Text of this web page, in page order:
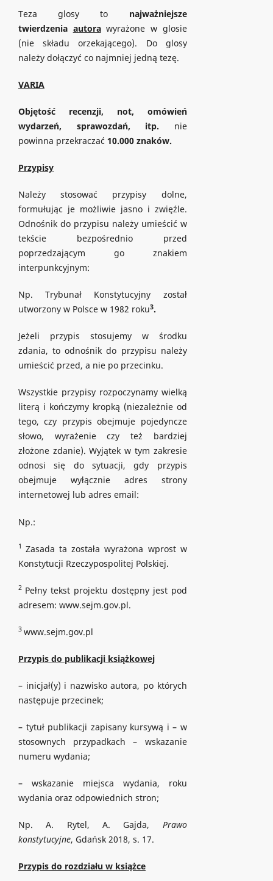
Teza glosy to najważniejsze
twierdzenia autorawyrażone w glosie
(nie składu orzekającego). Do glosy
należy dołączyć co najmniej jedną tezę.
VARIA
Objętość recenzji, not, omówień
wydarzeń, sprawozdań, itp. nie
powinna przekraczać 10.000 znaków.
Przypisy
Należy stosować przypisy dolne,
formułując je możliwie jasno i zwięźle.
Odnośnik do przypisu należy umieścić w
tekście bezpośrednio przed
poprzedzającym go znakiem
interpunkcyjnym:
Np. Trybunał Konstytucyjny został
utworzony w Polsce w 1982 roku3.
Jeżeli przypis stosujemy w środku
zdania, to odnośnik do przypisu należy
umieścić przed, a nie po przecinku.
Wszystkie przypisy rozpoczynamy wielką
literą i kończymy kropką (niezależnie od
tego, czy przypis obejmuje pojedyncze
słowo, wyrażenie czy też bardziej
złożone zdanie). Wyjątek w tym zakresie
odnosi się do sytuacji, gdy przypis
obejmuje wyłącznie adres strony
internetowej lub adres email:
Np.:
1Zasada ta została wyrażona wprost w
Konstytucji Rzeczypospolitej Polskiej.
2 Pełny tekst projektu dostępny jest pod
adresem: www.sejm.gov.pl.
3 www.sejm.gov.pl
Przypis do publikacji książkowej
– inicjał(y) i nazwisko autora, po których
następuje przecinek;
– tytuł publikacji zapisany kursywą i – w
stosownych przypadkach – wskazanie
numeru wydania;
– wskazanie miejsca wydania, roku
wydania oraz odpowiednich stron;
Np. A. Rytel, A. Gajda, Prawo
konstytucyjne, Gdańsk 2018, s. 17.
Przypis do rozdziału w książce